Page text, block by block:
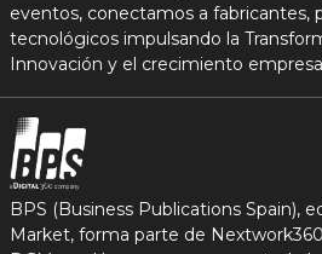
eventos, conectamos a fabricantes,
tecnológicos impulsando la
Innovación y el crecimiento
BPS (Business Publications Spain),
Market, forma parte de